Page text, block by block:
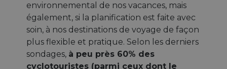
environnemental de nos vacances, mais
également, si la planification est faite avec
soin, à nos destinations de voyage de façon
plus flexible et pratique. Selon les derniers
sondages, à peu près 60% des
cyclotouristes (parmi ceux dont le